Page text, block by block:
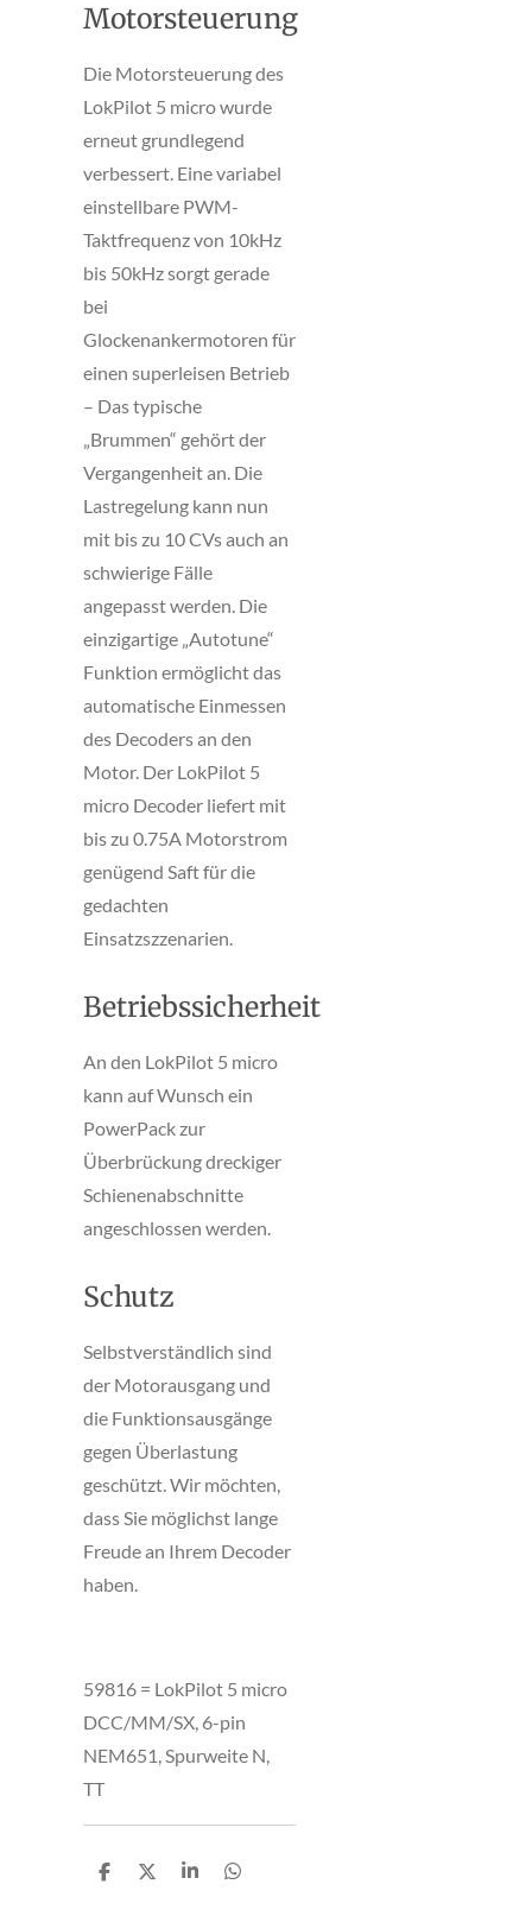
Motorsteuerung
Die Motorsteuerung des
LokPilot 5 micro wurde
erneut grundlegend
verbessert. Eine variabel
einstellbare PWM-
Taktfrequenz von 10kHz
bis 50kHz sorgt gerade
bei
Glockenankermotoren für
einen superleisen Betrieb
– Das typische
„Brummen“ gehört der
Vergangenheit an. Die
Lastregelung kann nun
mit bis zu 10 CVs auch an
schwierige Fälle
angepasst werden. Die
einzigartige „Autotune“
Funktion ermöglicht das
automatische Einmessen
des Decoders an den
Motor. Der LokPilot 5
micro Decoder liefert mit
bis zu 0.75A Motorstrom
genügend Saft für die
gedachten
Einsatzszzenarien.
Betriebssicherheit
An den LokPilot 5 micro
kann auf Wunsch ein
PowerPack zur
Überbrückung dreckiger
Schienenabschnitte
angeschlossen werden.
Schutz
Selbstverständlich sind
der Motorausgang und
die Funktionsausgänge
gegen Überlastung
geschützt. Wir möchten,
dass Sie möglichst lange
Freude an Ihrem Decoder
haben.
59816 = LokPilot 5 micro
DCC/MM/SX, 6-pin
NEM651, Spurweite N,
TT
T
T
T
T